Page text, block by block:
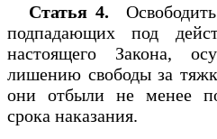
Статья 4.
подпадающих под
настоящего Закона,
лишению свободы за
они отбыли не менее
срока наказания.